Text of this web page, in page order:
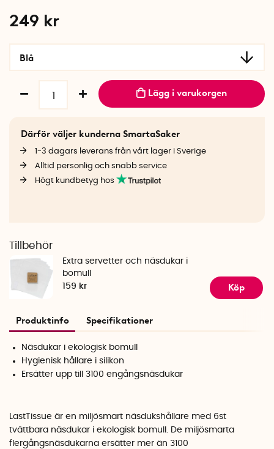
249 kr
Blå
Lägg i varukorgen
Därför väljer kunderna SmartaSaker
1-3 dagars leverans från vårt lager i Sverige
Alltid personlig och snabb service
Högt kundbetyg hos
Tillbehör
Extra servetter och näsdukar i
bomull
159 kr
Köp
Produktinfo Specifikationer
Näsdukar i ekologisk bomull
Hygienisk hållare i silikon
Ersätter upp till 3100 engångsnäsdukar
LastTissue är en miljösmart näsdukshållare med 6st
tvättbara näsdukar i ekologisk bomull. De miljösmarta
flergångsnäsdukarna ersätter mer än 3100